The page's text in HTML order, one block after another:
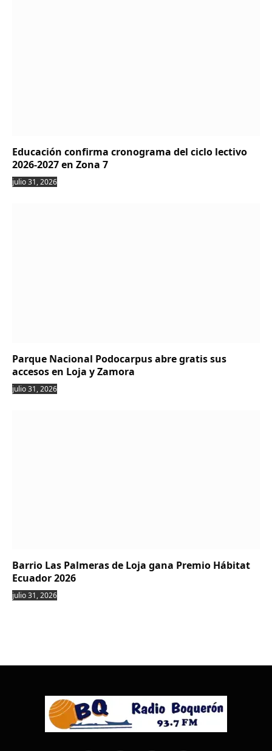
Educación confirma cronograma del ciclo lectivo
2026-2027 en Zona 7
julio 31, 2026
Parque Nacional Podocarpus abre gratis sus
accesos en Loja y Zamora
julio 31, 2026
Barrio Las Palmeras de Loja gana Premio Hábitat
Ecuador 2026
julio 31, 2026